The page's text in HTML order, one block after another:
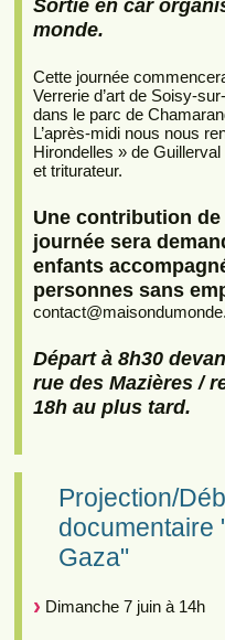
Sortie en car
monde.
Cette journée
Verrerie d’art de Soisy-
dans le parc de
L’après-midi nous nous
Hirondelles » de
et triturateur.
Une contribution
journée sera
enfants
personnes sans
contact@
Départ à 8h30
rue des Mazières /
18h au plus tard.
Projection/
documentaire
Gaza"
Dimanche 7 juin à 14h